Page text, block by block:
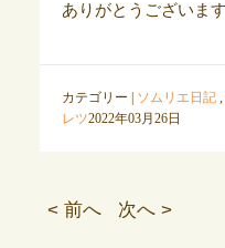
ありがとうございます
カテゴリー | ソムリエ日記,
レツ2022年03月26日
< 前へ 次へ >